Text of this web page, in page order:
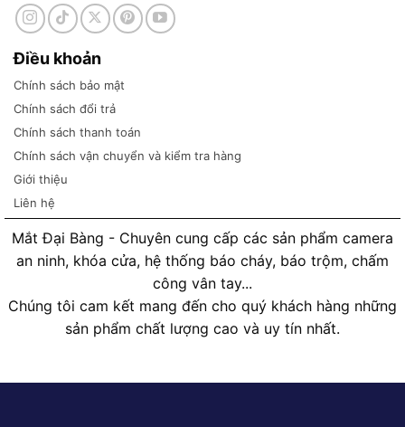
Điều khoản
Chính sách bảo mật
Chính sách đổi trả
Chính sách thanh toán
Chính sách vận chuyển và kiểm tra hàng
Giới thiệu
Liên hệ
Mắt Đại Bàng - Chuyên cung cấp các sản phẩm camera
an ninh, khóa cửa, hệ thống báo cháy, báo trộm, chấm
công vân tay...
Chúng tôi cam kết mang đến cho quý khách hàng những
sản phẩm chất lượng cao và uy tín nhất.